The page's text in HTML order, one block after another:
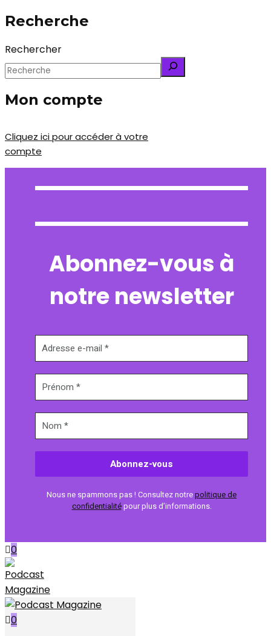
Recherche
Rechercher
Mon compte
Cliquez ici pour accéder à votre
compte
Abonnez-vous à
notre newsletter
Nous ne spammons pas ! Consultez notrepolitique de
confidentialitépour plus d’informations.
0
0